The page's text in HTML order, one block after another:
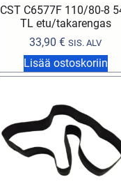
CST C6577F 110/80-8
TL etu/takarengas
33,90€ SIS. ALV
Lisää ostoskoriin